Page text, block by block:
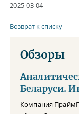
2025-03-04
Возврат к списку
Обзоры
Беларуси.
Компания